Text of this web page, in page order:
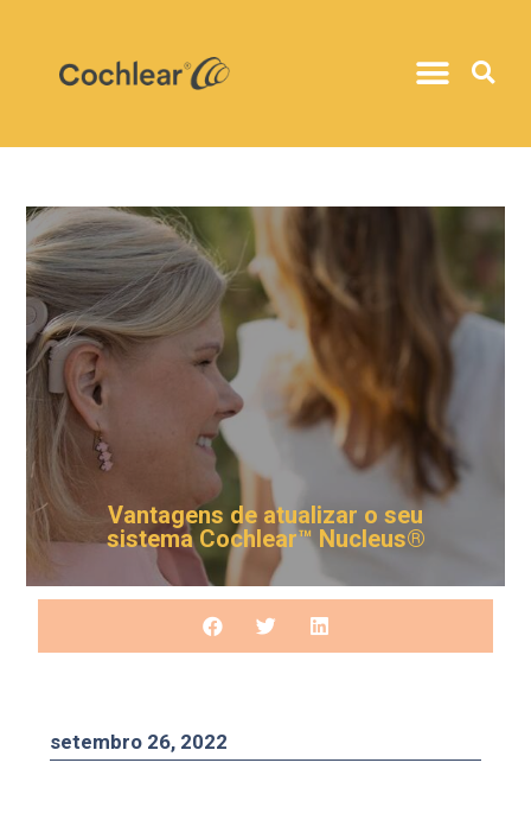
Vantagens de atualizar o seu
sistema Cochlear™ Nucleus®
setembro 26, 2022